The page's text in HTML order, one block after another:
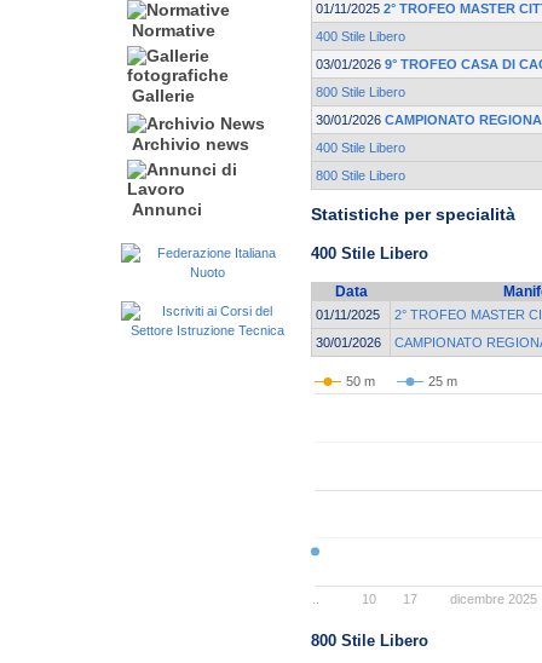
Normative
Gallerie
Archivio news
Annunci
01/11/2025 2° TROFEO MASTER
400 Stile Libero
03/01/2026 9° TROFEO CASA DI
800 Stile Libero
30/01/2026 CAMPIONATO
400 Stile Libero
800 Stile Libero
Statistiche per specialità
400 Stile Libero
Data
01/11/2025
2° TROFEO MASTER
30/01/2026
CAMPIONATO
50 m 25 m
dicembre 2025
10 17
800 Stile Libero